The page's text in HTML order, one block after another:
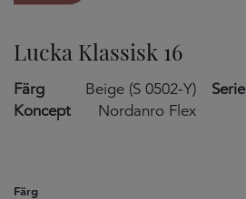
Lucka Klassisk 16
Färg
Beige (S 0502-Y)
Koncept
Nordanro Flex
Serie
Färg